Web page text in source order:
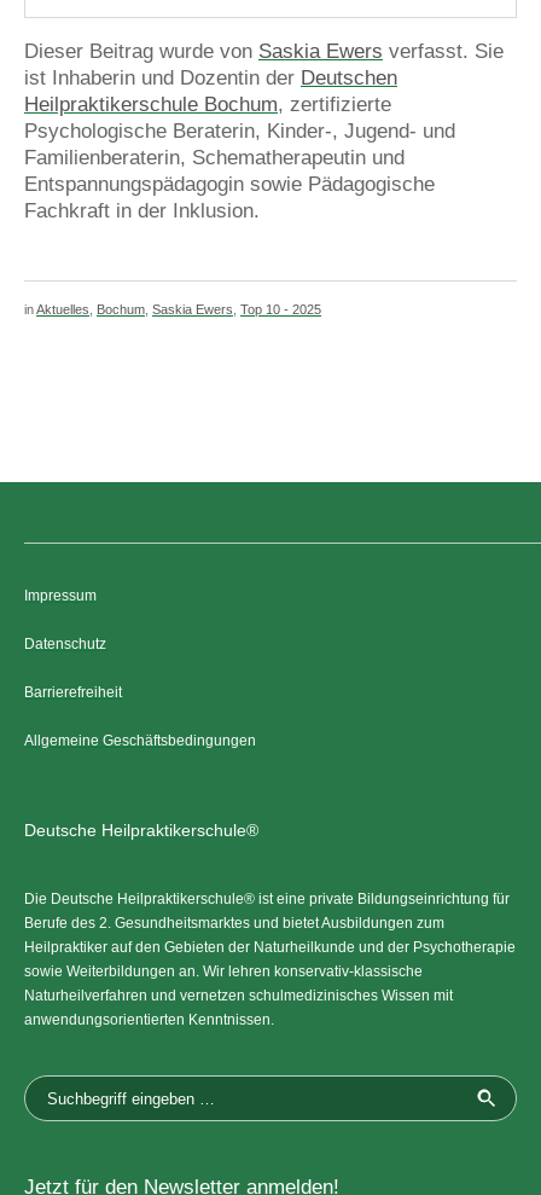
Dieser Beitrag wurde von Saskia Ewers verfasst. Sie
ist Inhaberin und Dozentin der Deutschen
Heilpraktikerschule Bochum, zertifizierte
Psychologische Beraterin, Kinder-, Jugend- und
Familienberaterin, Schematherapeutin und
Entspannungspädagogin sowie Pädagogische
Fachkraft in der Inklusion.
inAktuelles Bochum Saskia Ewers Top 10 - 2025
Impressum
Datenschutz
Barrierefreiheit
Allgemeine Geschäftsbedingungen
Deutsche Heilpraktikerschule®
Die Deutsche Heilpraktikerschule® ist eine private Bildungseinrichtung für
Berufe des 2. Gesundheitsmarktes und bietet Ausbildungen zum
Heilpraktiker auf den Gebieten der Naturheilkunde und der Psychotherapie
sowie Weiterbildungen an. Wir lehren konservativ-klassische
Naturheilverfahren und vernetzen schulmedizinisches Wissen mit
anwendungsorientierten Kenntnissen.
Jetzt für den Newsletter anmelden!